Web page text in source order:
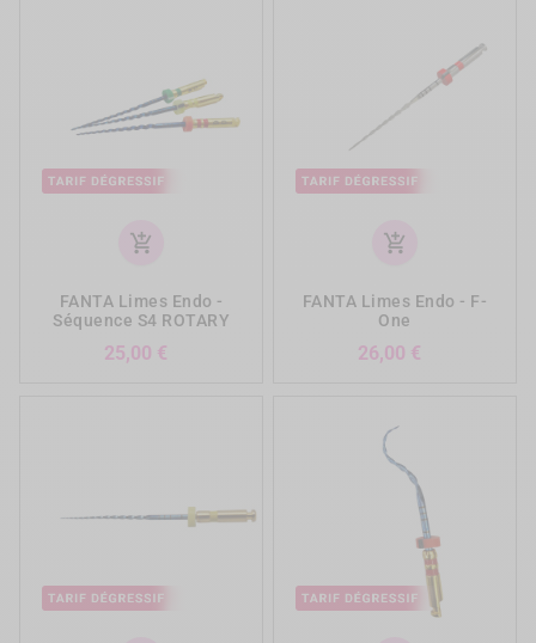
add_shopping_cart
FANTA Limes Endo -
Séquence S4 ROTARY
25,00 €
add_shopping_cart
FANTA Limes Endo - F-
One
26,00 €